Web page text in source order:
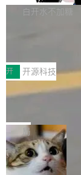
热门页面还是低关
本。 Solon 换了
erg V3
半。在已有查询能
常维护操作，并完
白开水不加糖
村国家自主创新示
由中关村智联软件
“智构可信·质创未
式”为主题，直面
的核心质量命题。
工具选型手册》发
nt智能测试系统入
O而言，这提示了
开 开源科技
让非法状态不可
有一种东西，一
eev 管它叫"软件
鲜——代数数据类
（sum type）。但
型系统的学术体操
局
Cloudflare 开源
dflare OS